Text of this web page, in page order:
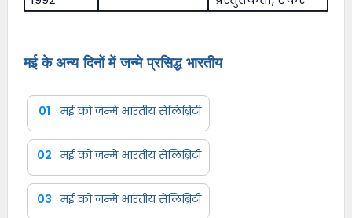
मई के अन्य दिनों में जन्मे प्रसिद्ध भारतीय
01 मई को जन्मे भारतीय सेलिब्रिटी
02 मई को जन्मे भारतीय सेलिब्रिटी
03 मई को जन्मे भारतीय सेलिब्रिटी